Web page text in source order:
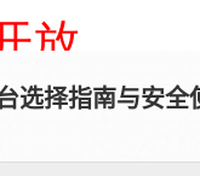
选择指南与安全